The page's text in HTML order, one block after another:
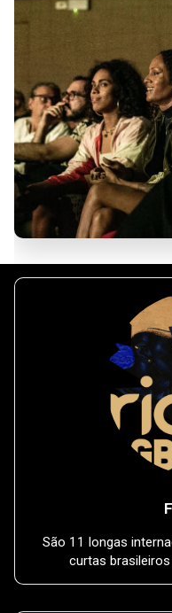
São 11 longas
curtas